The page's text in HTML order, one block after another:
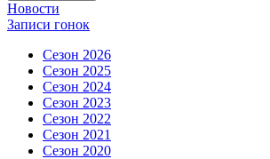
Новости
Записи гонок
Сезон 2026
Сезон 2025
Сезон 2024
Сезон 2023
Сезон 2022
Сезон 2021
Сезон 2020